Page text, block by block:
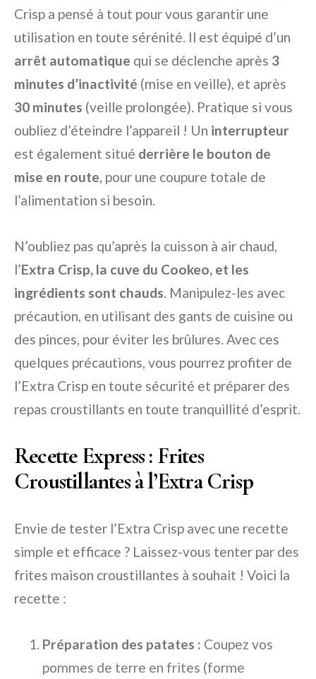
Crisp a pensé à tout pour vous garantir une
utilisation en toute sérénité. Il est équipé d’un
arrêt automatique qui se déclenche après 3
minutes d’inactivité (mise en veille), et après
30 minutes (veille prolongée). Pratique si vous
oubliez d’éteindre l’appareil ! Un interrupteur
est également situé derrière le bouton de
mise en route, pour une coupure totale de
l’alimentation si besoin.
N’oubliez pas qu’après la cuisson à air chaud,
l’Extra Crisp, la cuve du Cookeo, et les
ingrédients sont chauds. Manipulez-les avec
précaution, en utilisant des gants de cuisine ou
des pinces, pour éviter les brûlures. Avec ces
quelques précautions, vous pourrez profiter de
l’Extra Crisp en toute sécurité et préparer des
repas croustillants en toute tranquillité d’esprit.
Recette Express : Frites
Croustillantes à l’Extra Crisp
Envie de tester l’Extra Crisp avec une recette
simple et efficace ? Laissez-vous tenter par des
frites maison croustillantes à souhait ! Voici la
recette :
Préparation des patates : Coupez vos
pommes de terre en frites (forme